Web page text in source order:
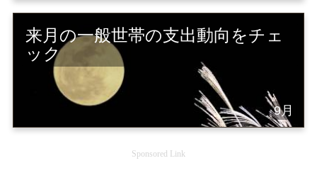
来月の一般世帯の支出動向をチェ
ック
9月
Sponsored Link